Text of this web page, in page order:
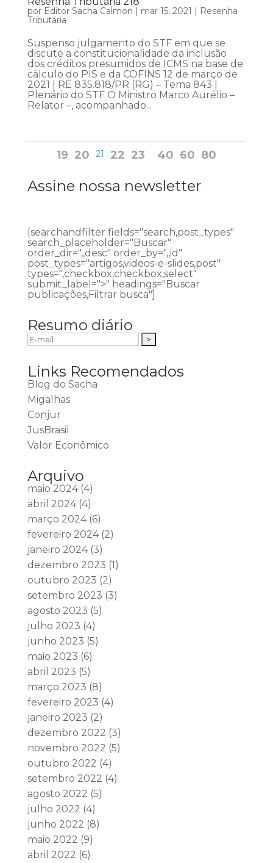
por Editor Sacha Calmon | mar 15, 2021 | Resenha
Tributária
Suspenso julgamento do STF em que se
discute a constitucionalidade da inclusão
dos créditos presumidos de ICMS na base de
cálculo do PIS e da COFINS 12 de março de
2021 | RE 835.818/PR (RG) – Tema 843 |
Plenário do STF O Ministro Marco Aurélio –
Relator –, acompanhado...
19 20 21 22 23 40 60 80
Assine nossa newsletter
[searchandfilter fields="search,post_types"
search_placeholder="Buscar"
order_dir=",,desc" order_by=",,id"
post_types="artigos,videos-e-slides,post"
types=",checkbox,checkbox,select"
submit_label=">" headings="Buscar
publicações,Filtrar busca"]
Resumo diário
Links Recomendados
Blog do Sacha
Migalhas
Conjur
JusBrasil
Valor Econômico
Arquivo
maio 2024(4)
abril 2024(4)
março 2024(6)
fevereiro 2024(2)
janeiro 2024(3)
dezembro 2023 (1)
outubro 2023 (2)
setembro 2023 (3)
agosto 2023 (5)
julho 2023 (4)
junho 2023 (5)
maio 2023 (6)
abril 2023 (5)
março 2023 (8)
fevereiro 2023 (4)
janeiro 2023 (2)
dezembro 2022 (3)
novembro 2022 (5)
outubro 2022 (4)
setembro 2022 (4)
agosto 2022 (5)
julho 2022 (4)
junho 2022 (8)
maio 2022 (9)
abril 2022 (6)